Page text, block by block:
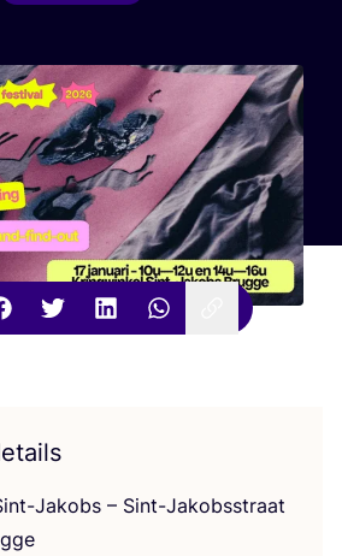
Jakobs – Sint-Jakobs­straat